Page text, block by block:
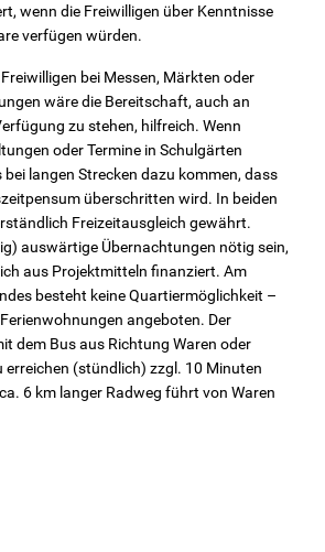
wenn die Freiwilligen über Kenntnisse
verfügen würden.
bei Messen, Märkten oder
wäre die Bereitschaft, auch an
zu stehen, hilfreich. Wenn
oder Termine in Schulgärten
langen Strecken dazu kommen, dass
überschritten wird. In beiden
Freizeitausgleich gewährt.
auswärtige Übernachtungen nötig sein,
aus Projektmitteln finanziert. Am
besteht keine Quartiermöglichkeit –
angeboten. Der
dem Bus aus Richtung Waren oder
erreichen (stündlich) zzgl. 10 Minuten
6 km langer Radweg führt von Waren